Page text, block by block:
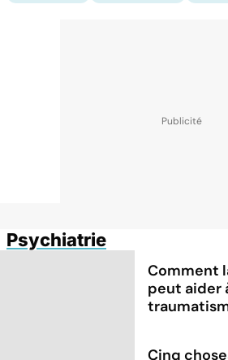
Psychiatrie
Comment
peut aider
Cinq